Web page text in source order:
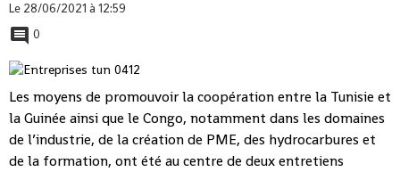
Le 28/06/2021 à 12:59
0
Les moyens de promouvoir la coopération entre la Tunisie et
la Guinée ainsi que le Congo, notamment dans les domaines
de l’industrie, de la création de PME, des hydrocarbures et
de la formation, ont été au centre de deux entretiens